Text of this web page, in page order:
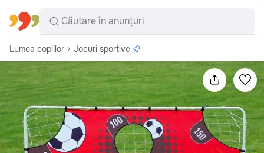
Toate regiunile Română
Lumea copiilor Jocuri sportive